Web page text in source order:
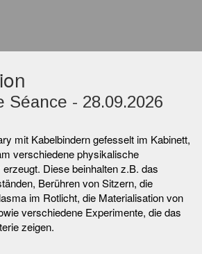
Séance - 28.09.2026
mit Kabelbindern gefesselt im Kabinett,
verschiedene physikalische
Diese beinhalten z.B. das
Berühren von Sitzern, die
im Rotlicht, die Materialisation von
verschiedene Experimente, die das
zeigen.